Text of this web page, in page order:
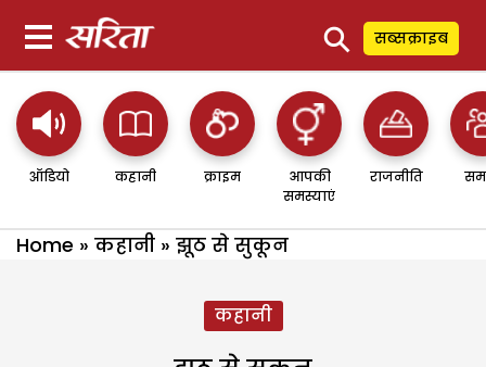
⚲ सब्सक्राइब
ऑडियो कहानी क्राइम
आपकी
समस्याएं
राजनीति
Home » कहानी » झूठ से सुकून
कहानी